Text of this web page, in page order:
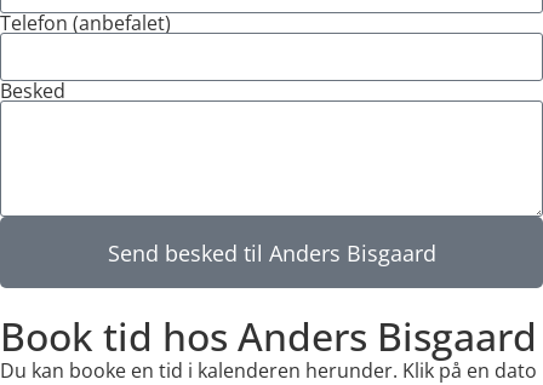
Telefon (anbefalet)
Besked
Send besked til Anders Bisgaard
Book tid hos Anders Bisgaard
Du kan booke en tid i kalenderen herunder. Klik på en dato